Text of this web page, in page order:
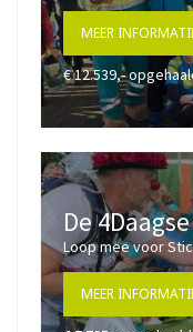
MEER
€ 12.539,-
De
Loop mee voor
MEER